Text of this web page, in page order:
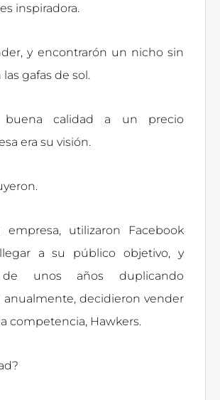
inspiradora.
y encontrarón un nicho sin
gafas de sol.
buena calidad a un precio
era su visión.
empresa, utilizaron Facebook
a su público objetivo, y
de unos años duplicando
anualmente, decidieron vender
competencia, Hawkers.